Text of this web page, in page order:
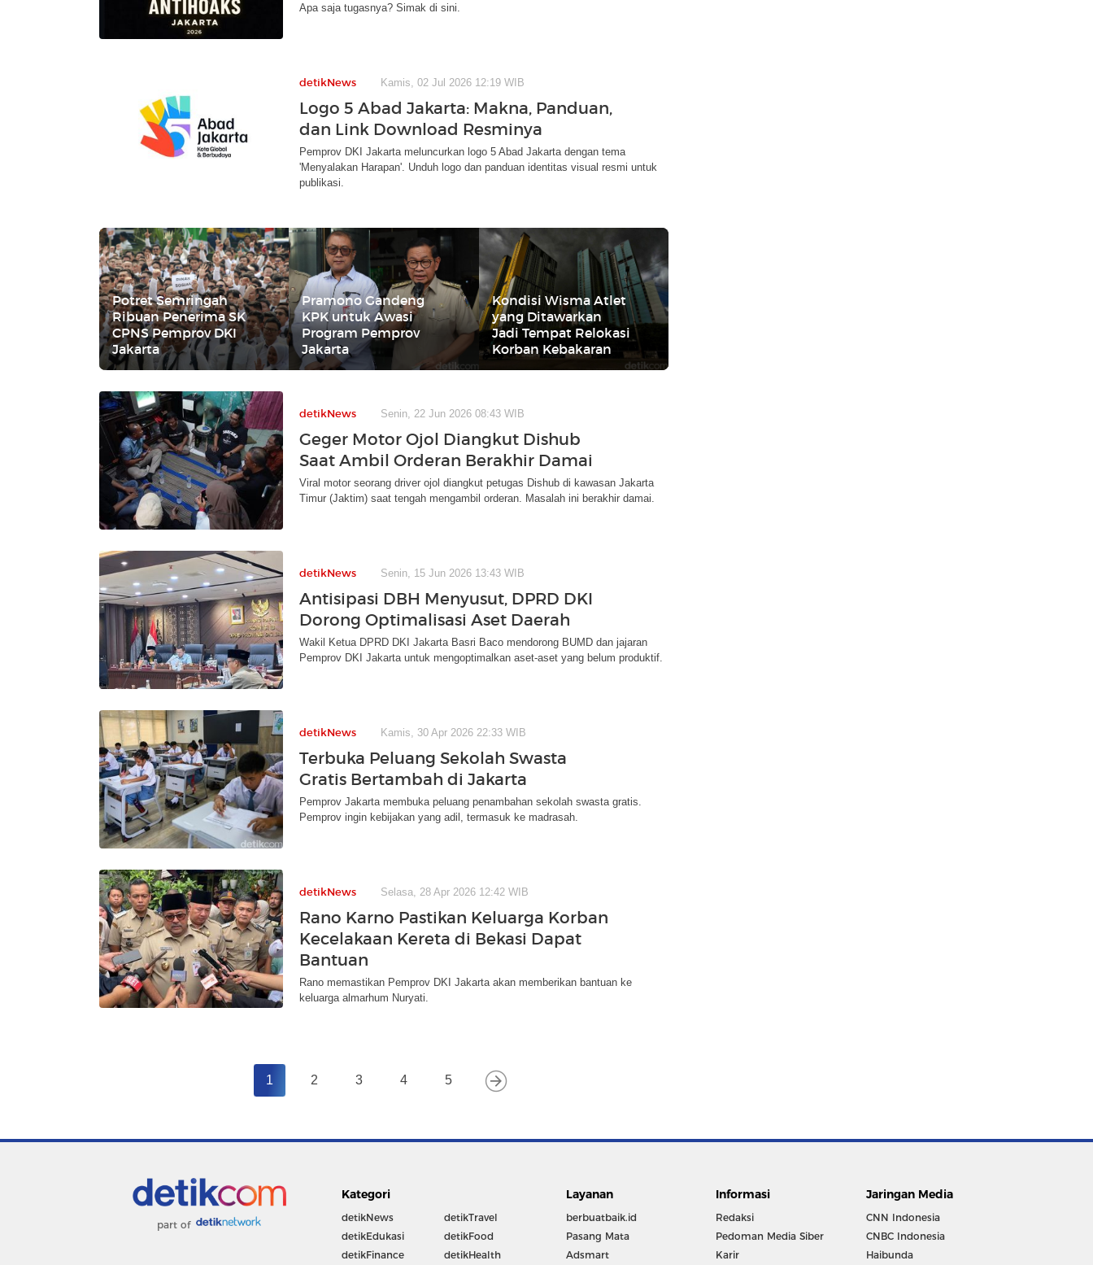
Apa saja tugasnya? Simak di sini.
detikNews Kamis, 02 Jul 2026 12:19 WIB
Logo 5 Abad Jakarta: Makna, Panduan,
dan Link Download Resminya
Pemprov DKI Jakarta meluncurkan logo 5 Abad Jakarta dengan tema
'Menyalakan Harapan'. Unduh logo dan panduan identitas visual resmi untuk
publikasi.
Potret Semringah
Ribuan Penerima SK
CPNS Pemprov DKI
Jakarta
Pramono Gandeng
KPK untuk Awasi
Program Pemprov
Jakarta
Kondisi Wisma Atlet
yang Ditawarkan
Jadi Tempat Relokasi
Korban Kebakaran
detikNews Senin, 22 Jun 2026 08:43 WIB
Geger Motor Ojol Diangkut Dishub
Saat Ambil Orderan Berakhir Damai
Viral motor seorang driver ojol diangkut petugas Dishub di kawasan Jakarta
Timur (Jaktim) saat tengah mengambil orderan. Masalah ini berakhir damai.
detikNews Senin, 15 Jun 2026 13:43 WIB
Antisipasi DBH Menyusut, DPRD DKI
Dorong Optimalisasi Aset Daerah
Wakil Ketua DPRD DKI Jakarta Basri Baco mendorong BUMD dan jajaran
Pemprov DKI Jakarta untuk mengoptimalkan aset-aset yang belum produktif.
detikNews Kamis, 30 Apr 2026 22:33 WIB
Terbuka Peluang Sekolah Swasta
Gratis Bertambah di Jakarta
Pemprov Jakarta membuka peluang penambahan sekolah swasta gratis.
Pemprov ingin kebijakan yang adil, termasuk ke madrasah.
detikNews Selasa, 28 Apr 2026 12:42 WIB
Rano Karno Pastikan Keluarga Korban
Kecelakaan Kereta di Bekasi Dapat
Bantuan
Rano memastikan Pemprov DKI Jakarta akan memberikan bantuan ke
keluarga almarhum Nuryati.
1 2 3 4 5
part of
Kategori
detikNews
detikEdukasi
detikFinance
detikTravel
detikFood
detikHealth
Layanan
berbuatbaik.id
Pasang Mata
Adsmart
Informasi
Redaksi
Pedoman Media Siber
Karir
Jaringan Media
CNN Indonesia
CNBC Indonesia
Haibunda